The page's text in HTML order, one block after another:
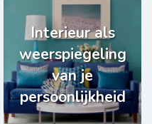
Interieur als
weerspiegeling
van je
persoonlijkheid